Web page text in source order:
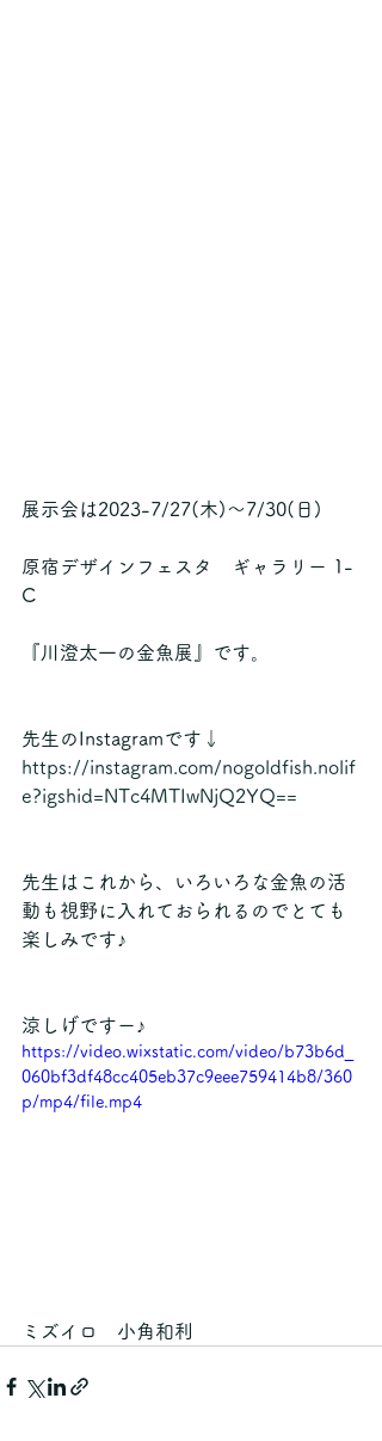
展示会は2023-7/27(木)〜7/30(日)
原宿デザインフェスタ　ギャラリー 1-
C
『川澄太一の金魚展』です。
先生のInstagramです↓
https://instagram.com/nogoldfish.nolif
e?igshid=NTc4MTIwNjQ2YQ==
先生はこれから、いろいろな金魚の活
動も視野に入れておられるのでとても
楽しみです♪
涼しげですー♪
https://video.wixstatic.com/video/b73b6d_
060bf3df48cc405eb37c9eee759414b8/360
p/mp4/file.mp4
ミズイロ　小角和利